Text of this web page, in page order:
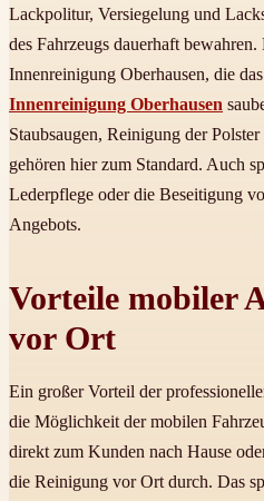
Lackpolitur, Versiegelung und
des Fahrzeugs dauerhaft
Innenreinigung Oberhausen, die
Innenreinigung Oberhausen
Staubsaugen, Reinigung der
gehören hier zum Standard. Auch
Lederpflege oder die Beseitigung
Angebots.
Vorteile mobiler
vor Ort
Ein großer Vorteil der
die Möglichkeit der mobilen
direkt zum Kunden nach Hause
die Reinigung vor Ort durch. Das